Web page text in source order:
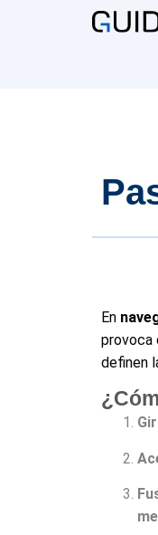
En
provoca
definen